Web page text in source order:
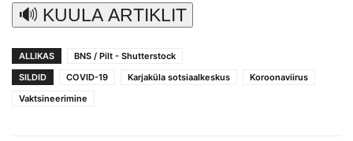
🔊 KUULA ARTIKLIT
ALLIKAS
BNS / Pilt - Shutterstock
SILDID
COVID-19 Karjaküla sotsiaalkeskus
Koroonaviirus
Vaktsineerimine